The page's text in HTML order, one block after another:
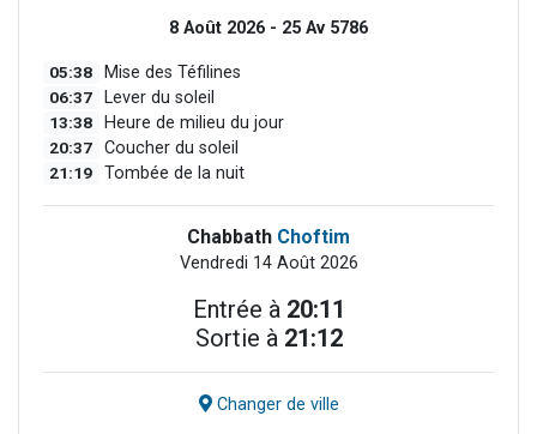
8 Août 2026 - 25 Av 5786
05:38 Mise des Téfilines
06:37 Lever du soleil
13:38 Heure de milieu du jour
20:37 Coucher du soleil
21:19 Tombée de la nuit
Chabbath Choftim
Vendredi 14 Août 2026
Entrée à 20:11
Sortie à 21:12
Changer de ville